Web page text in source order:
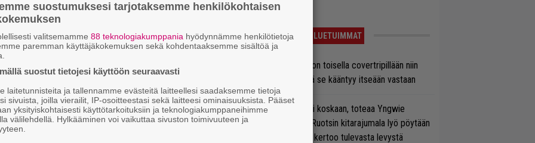
LUETUIMMAT
Arvio: Saimaa on toisella covertripillään niin
suvereeni, että se kääntyy itseään vastaan
Se on nyt tai ei koskaan, toteaa Yngwie
Malmsteen – Ruotsin kitarajumala lyö pöytään
uuden biisin ja kertoo tulevasta levystä
suostumuksesi tarjotaksemme henkilökohtaisen
valitsemamme 88 teknologiakumppania hyödynnämme henkilötietoja
paremman käyttäjäkokemuksen sekä kohdentaaksemme sisältöä ja
suostut tietojesi käyttöön seuraavasti
laitetunnisteita ja tallennamme evästeitä laitteellesi saadaksemme tietoja
sivuista, joilla vierailit, IP-osoitteestasi sekä laitteesi ominaisuuksista. Pääset
yksityiskohtaisesti käyttötarkoituksiin ja teknologiakumppaneihimme
välilehdellä. Hylkääminen voi vaikuttaa sivuston toimivuuteen ja